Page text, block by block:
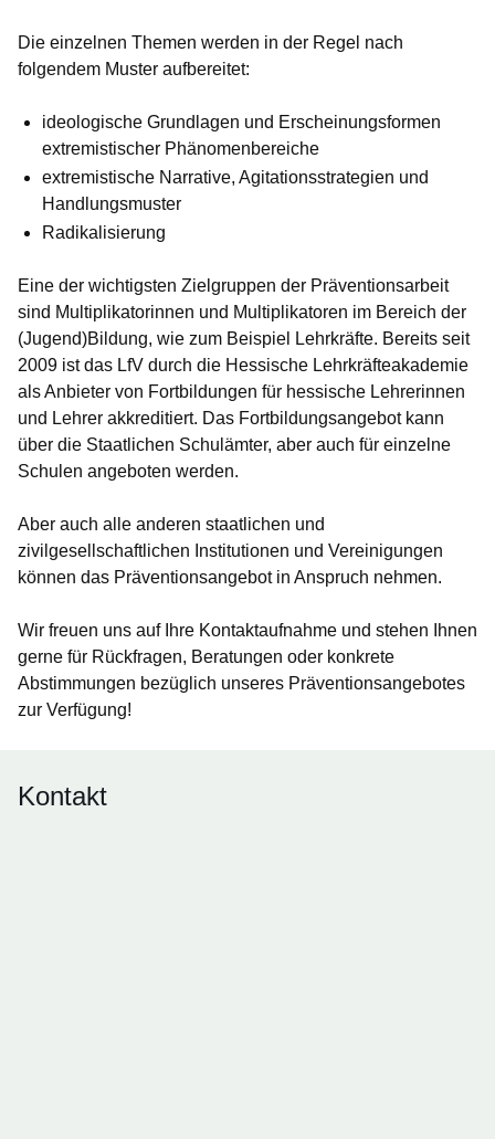
Die einzelnen Themen werden in der Regel nach
folgendem Muster aufbereitet:
ideologische Grundlagen und Erscheinungsformen
extremistischer Phänomenbereiche
extremistische Narrative, Agitationsstrategien und
Handlungsmuster
Radikalisierung
Eine der wichtigsten Zielgruppen der Präventionsarbeit
sind Multiplikatorinnen und Multiplikatoren im Bereich der
(Jugend)Bildung, wie zum Beispiel Lehrkräfte. Bereits seit
2009 ist das LfV durch die Hessische Lehrkräfteakademie
als Anbieter von Fortbildungen für hessische Lehrerinnen
und Lehrer akkreditiert. Das Fortbildungsangebot kann
über die Staatlichen Schulämter, aber auch für einzelne
Schulen angeboten werden.
Aber auch alle anderen staatlichen und
zivilgesellschaftlichen Institutionen und Vereinigungen
können das Präventionsangebot in Anspruch nehmen.
Wir freuen uns auf Ihre Kontaktaufnahme und stehen Ihnen
gerne für Rückfragen, Beratungen oder konkrete
Abstimmungen bezüglich unseres Präventionsangebotes
zur Verfügung!
Kontakt